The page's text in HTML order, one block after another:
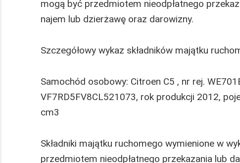
mogą być przedmiotem nieodpłatnego
najem lub dzierżawę oraz darowizny.
Szczegółowy wykaz składników majątku
Samochód osobowy: Citroen C5 , nr rej.
VF7RD5FV8CL521073, rok produkcji 2012,
cm3
Składniki majątku ruchomego wymienione w
przedmiotem nieodpłatnego przekazania lub